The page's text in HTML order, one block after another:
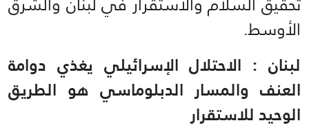
الأوسط.
لبنان : الاحتلال الإسرائيلي يغذي دوامة
العنف والمسار الدبلوماسي هو الطريق
الوحيد للاستقرار